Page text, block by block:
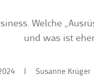
Welche
und was ist
| Susanne Krüger